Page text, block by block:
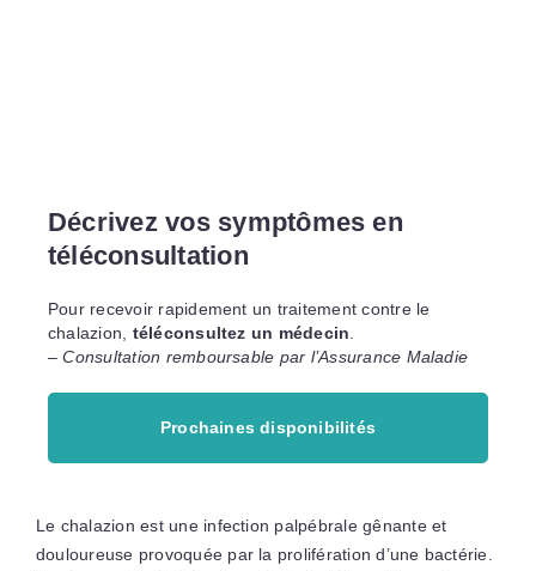
Décrivez vos symptômes en
téléconsultation
Pour recevoir rapidement un traitement contre le
chalazion, téléconsultez un médecin
– Consultation remboursable par l’Assurance Maladie
Prochaines disponibilités
Le chalazion est une infection palpébrale gênante et
douloureuse provoquée par la prolifération d’une bactérie.